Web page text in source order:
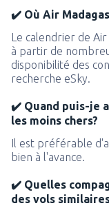
✔️ Où Air
Le calendrier de
à partir de
disponibilité des
recherche eSky.
✔️ Quand puis-je
les moins chers?
Il est préférable
bien à l'avance.
✔️ Quelles
des vols